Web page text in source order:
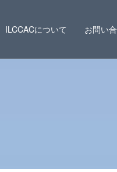
ILCCACについて お問い